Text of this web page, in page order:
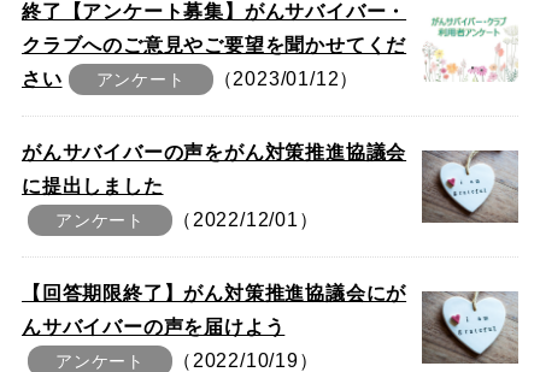
終了【アンケート募集】がんサバイバー・
クラブへのご意見やご要望を聞かせてくだ
さい
アンケート （2023/01/12）
がんサバイバーの声をがん対策推進協議会
に提出しました
アンケート （2022/12/01）
【回答期限終了】がん対策推進協議会にが
んサバイバーの声を届けよう
アンケート （2022/10/19）